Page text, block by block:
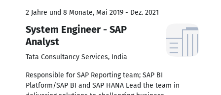
2 Jahre und 8 Monate, Mai 2019 - Dez. 2021
System Engineer - SAP
Analyst
Tata Consultancy Services, India
Responsible for SAP Reporting team; SAP BI
Platform/SAP BI and SAP HANA Lead the team in